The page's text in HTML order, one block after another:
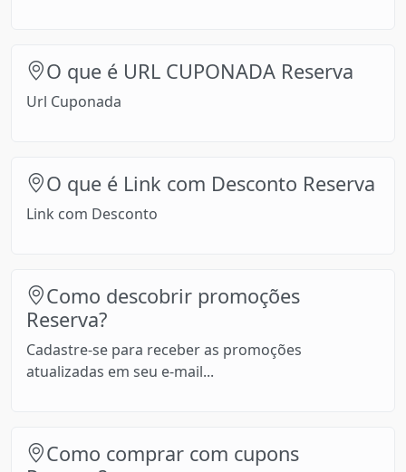
O que é URL CUPONADA Reserva
Url Cuponada
O que é Link com Desconto Reserva
Link com Desconto
Como descobrir promoções
Reserva?
Cadastre-se para receber as promoções
atualizadas em seu e-mail...
Como comprar com cupons